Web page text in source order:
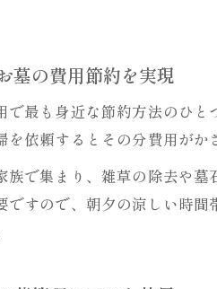
墓の費用節約を実現
で最も身近な節約方法のひ
を依頼するとその分費用が
族で集まり、雑草の除去や
ですので、朝夕の涼しい時